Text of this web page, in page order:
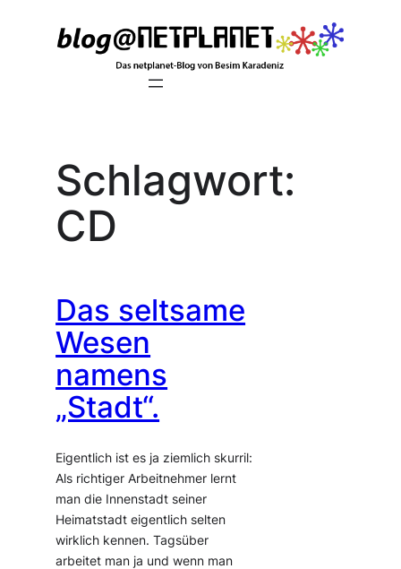
Schlagwort:
CD
Das seltsame
Wesen
namens
„Stadt“.
Eigentlich ist es ja ziemlich skurril:
Als richtiger Arbeitnehmer lernt
man die Innenstadt seiner
Heimatstadt eigentlich selten
wirklich kennen. Tagsüber
arbeitet man ja und wenn man